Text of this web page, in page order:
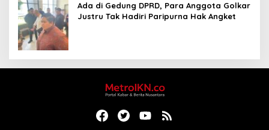
Ada di Gedung DPRD, Para Anggota Golkar
Justru Tak Hadiri Paripurna Hak Angket